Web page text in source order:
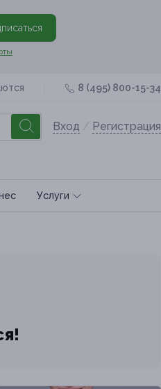
8 (495) 800-15-34
Вход / Регистрация
Услуги